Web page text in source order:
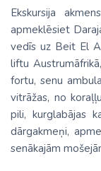
Ekskursija
apmeklēsiet
vedīs uz Beit El
liftu
fortu, senu
vitrāžas, no
pili, kurglabājas
dārgakmeņi,
senākajām